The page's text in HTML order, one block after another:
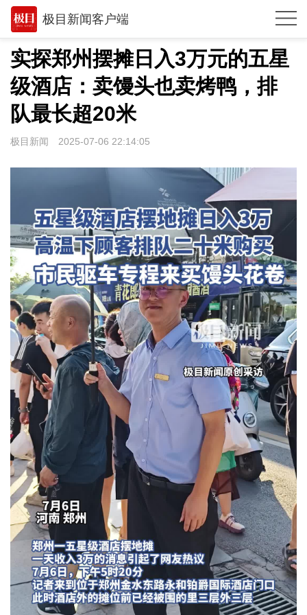
极目新闻客户端
推荐
观点
时政
湖北
环球
专题
极客圈
经济
城建
科教
健康
悠游
相亲
汽车
房产
消费
创意
文化
实探郑州摆摊日入3万元的五星
级酒店：卖馒头也卖烤鸭，排
队最长超20米
极目新闻 2025-07-06 22:14:05